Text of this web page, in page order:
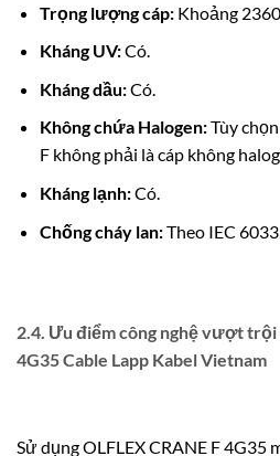
Trọng lượng cáp:Khoảng
Kháng UV:Có.
Kháng dầu:Có.
Không chứa Halogen:Tùy
F không phải là cáp không
Kháng lạnh:Có.
Chống cháy lan:Theo IEC
2.4. Ưu điểm công nghệ vượt trội
4G35 Cable Lapp Kabel Vietnam
Sử dụng OLFLEX CRANE F 4G35